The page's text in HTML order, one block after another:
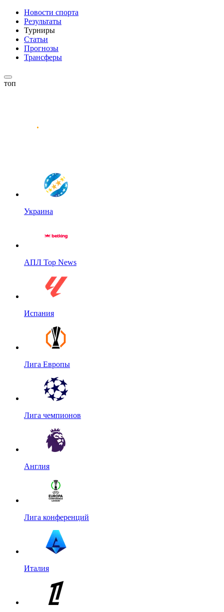
Новости спорта
Результаты
Турниры
Статьи
Прогнозы
Трансферы
топ
Украина
АПЛ Top News
Испания
Лига Европы
Лига чемпионов
Англия
Лига конференций
Италия